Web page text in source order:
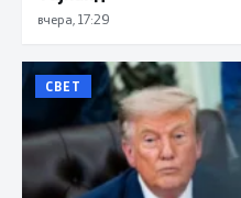
вчера, 17:29
СВЕТ